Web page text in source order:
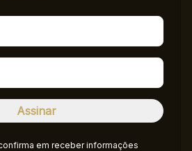
em receber informações